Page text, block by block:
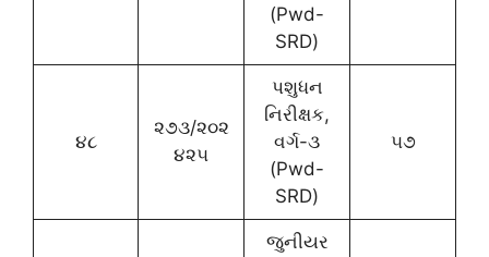
(Pwd-
SRD)
૪૮
૨૭૩/૨૦૨
૪૨૫
પશુધન
નિરીક્ષક,
વર્ગ-૩
(Pwd-
SRD)
૫૭
જુનીયર